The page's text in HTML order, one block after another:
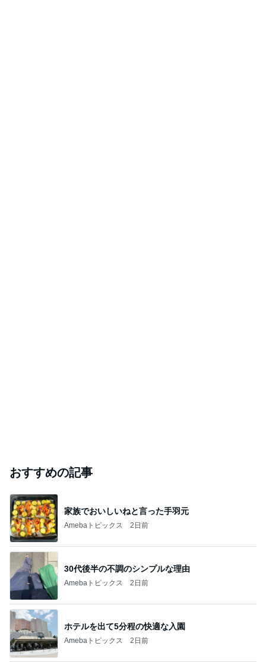
おすすめの記事
家族でおいしいねと言った手羽元
Amebaトピックス 2日前
30代後半の不調のシンプルな理由
Amebaトピックス 2日前
ホテルを出て5分程の快適な入園
Amebaトピックス 2日前